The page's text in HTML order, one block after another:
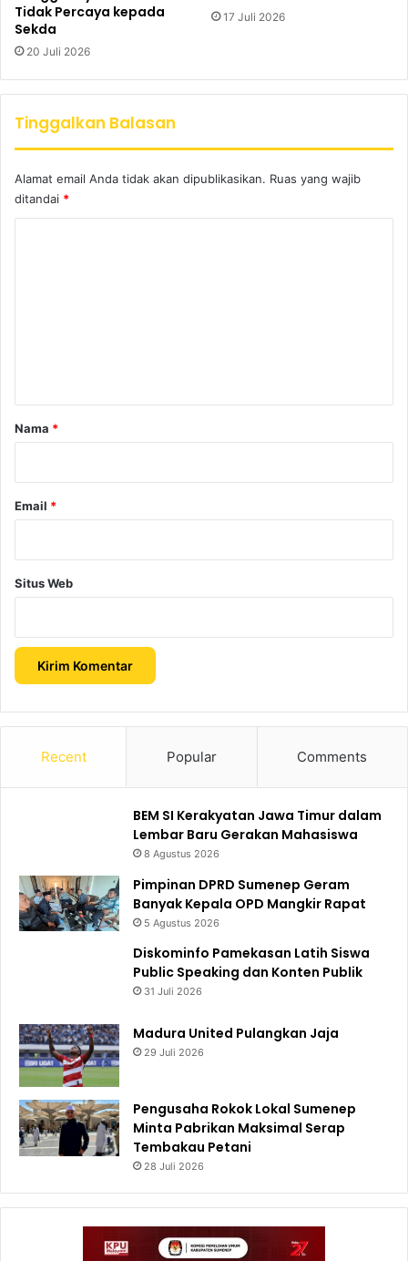
Tidak Percaya kepada
Sekda
20 Juli 2026
17 Juli 2026
Tinggalkan Balasan
Alamat email Anda tidak akan dipublikasikan. Ruas yang wajib
ditandai *
rNama *
Email *
Situs Web
Recent Popular Comments
BEM SI Kerakyatan Jawa Timur dalam
Lembar Baru Gerakan Mahasiswa
8 Agustus 2026
Pimpinan DPRD Sumenep Geram
Banyak Kepala OPD Mangkir Rapat
5 Agustus 2026
Diskominfo Pamekasan Latih Siswa
Public Speaking dan Konten Publik
31 Juli 2026
Madura United Pulangkan Jaja
29 Juli 2026
Pengusaha Rokok Lokal Sumenep
Minta Pabrikan Maksimal Serap
Tembakau Petani
28 Juli 2026